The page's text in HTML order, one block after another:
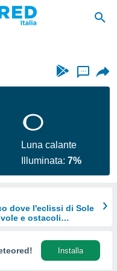
...
Luna calante
Illuminata:7%
dove l'eclissi di Sole
e ostacoli
Installa